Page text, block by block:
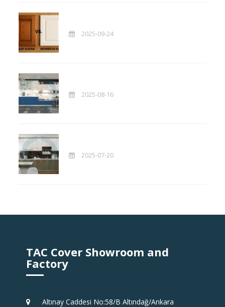
2025-09-24
2025-08-16
2025-07-20
TAC Cover Showroom and
Factory
Altınay Caddesi No:58/B Altındağ/Ankara